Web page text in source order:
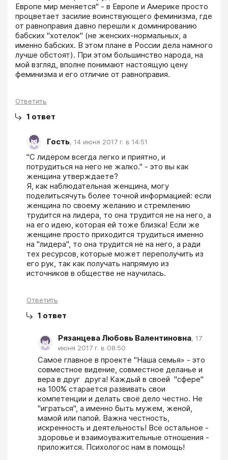
Европе мир меняется" - в Европе и Америке просто
процветает засилие воинствующего феминизма, где
от равноправия давно перешли к доминированию
бабских "хотелок" (не женских-нормальных, а
именно бабских. В этом плане в России дела намного
лучше обстоят). При этом большинство народа, на
мой взгляд, вполне понимают настоящую цену
феминизма и его отличие от равноправия.
Ответить
1 ответ
Гость, 14 июня 2017 г. в 14:51
"С лидером всегда легко и приятно, и
потрудиться на него не жалко." - это вы как
женщина утверждаете?
Я, как наблюдательная женщина, могу
поделитьсячуть более точной информацией: если
женщина по своему желанию и стремлению
трудится на лидера, то она трудится не на него, а
на его идею, которая ей тоже близка! Если же
женщине просто приходится трудиться именно
на "лидера", то она трудится не на него, а ради
тех ресурсов, которые может переполучить из
его рук, так как получать напрямую из
источников в обществе не научилась.
Ответить
1 ответ
Рязанцева Любовь Валентиновна, 17
июня 2017 г. в 08:50
Самое главное в проекте "Наша семья» - это
совместное видение, совместное деланье и
вера в друг  друга! Каждый в своей  "сфере"
на 100% старается развивать свои
компетенции и делать своё дело честно. Не
"играться", а именно быть мужем, женой,
мамой или папой. Важна честность,
искренность и деятельность! Всё остальное -
здоровье и взаимоуважительные отношения -
приложится. Психологос нам в помощь!